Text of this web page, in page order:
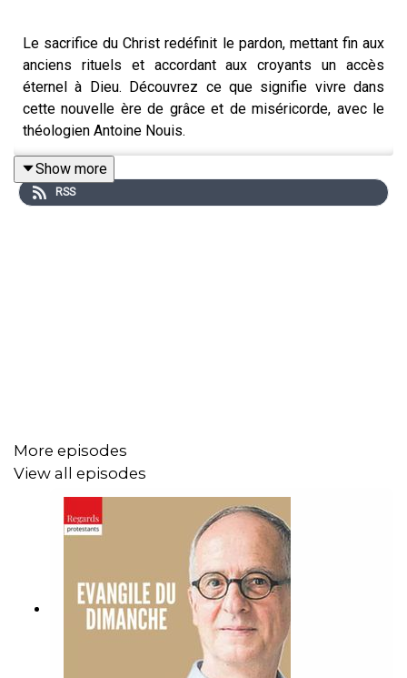
Le sacrifice du Christ redéfinit le pardon, mettant fin aux
anciens rituels et accordant aux croyants un accès
éternel à Dieu. Découvrez ce que signifie vivre dans
cette nouvelle ère de grâce et de miséricorde, avec le
théologien Antoine Nouis.
Show more
RSS
More episodes
View all episodes